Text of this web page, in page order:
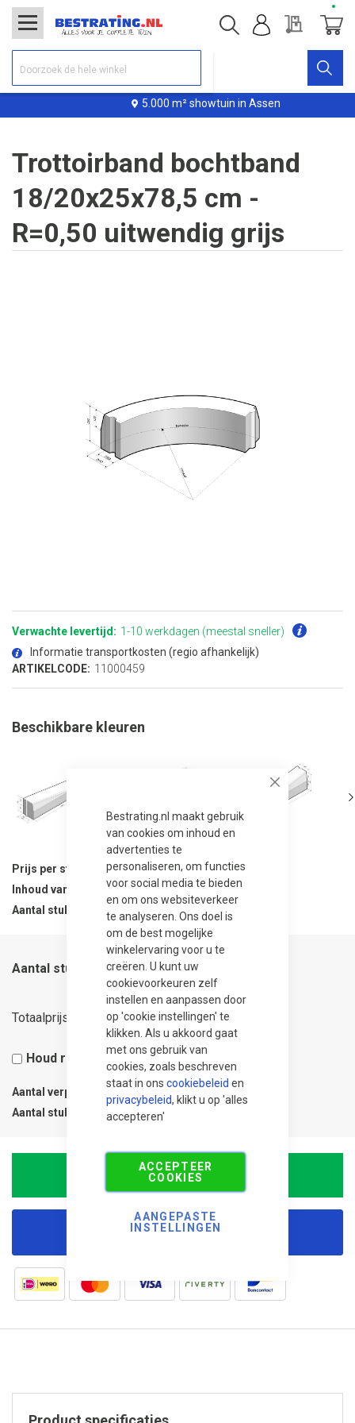
Close
Bestrating.nl maakt gebruik
van cookies om inhoud en
advertenties te
personaliseren, om functies
voor social media te bieden
en om ons websiteverkeer
te analyseren. Ons doel is
om de best mogelijke
winkelervaring voor u te
creëren. U kunt uw
cookievoorkeuren zelf
instellen en aanpassen door
op 'cookie instellingen' te
klikken. Als u akkoord gaat
met ons gebruik van
cookies, zoals beschreven
staat in ons cookiebeleid en
privacybeleid, klikt u op 'alles
accepteren'
ACCEPTEER
COOKIES
AANGEPASTE
INSTELLINGEN
5.000 m² showtuin in Assen
Offerte
Trottoirband bochtband
18/20x25x78,5 cm -
R=0,50 uitwendig grijs
naar
begin
de
afbeeldingen-
Verwachte levertijd: 1-10 werkdagen (meestal sneller)
Informatie transportkosten (regio afhankelijk)
ARTIKELCODE: 11000459
Beschikbare kleuren
Prijs per stuk
34,75
Inhoud van verpakking
1 stuks
Aantal stuks per verpakking
Aantal stuks
Totaalprijs 34,75
Houd rekening met 5% snijverlies
Aantal verpakkingen
Aantal stuks
In Winkelwagen
Korting aanvragen